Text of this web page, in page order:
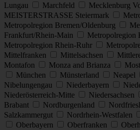
Lungau
Marchfeld
Mecklenburg
MEISTERSTRASSE Steiermark
Metropolregion Bremen/Oldenburg
Frankfurt/Rhein-Main
Metropolregion
Metropolregion Rhein-Ruhr
Mittelfranken
Mittelsachsen
Montafon
Monza and Brianza
München
Münsterland Neapel
Nibelungengau
Niederbayern
Niederösterreich-Mitte
Niedersachsen
Brabant
Nordburgenland
Salzkammergut
Nordrhein-Westfalen
Oberbayern
Oberfranken